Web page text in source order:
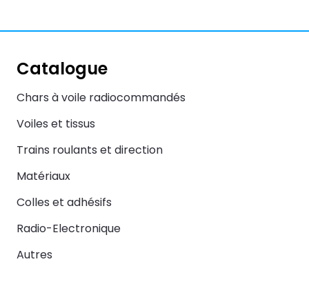
Catalogue
Chars à voile radiocommandés
Voiles et tissus
Trains roulants et direction
Matériaux
Colles et adhésifs
Radio-Electronique
Autres